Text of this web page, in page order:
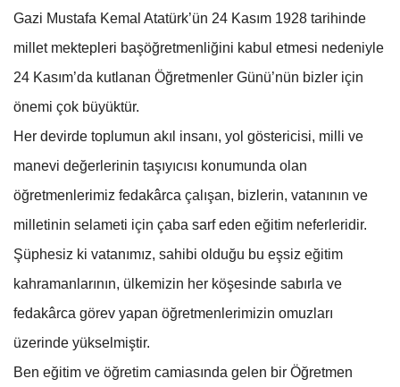
Gazi Mustafa Kemal Atatürk’ün 24 Kasım 1928 tarihinde
millet mektepleri başöğretmenliğini kabul etmesi nedeniyle
24 Kasım’da kutlanan Öğretmenler Günü’nün bizler için
önemi çok büyüktür.
Her devirde toplumun akıl insanı, yol göstericisi, milli ve
manevi değerlerinin taşıyıcısı konumunda olan
öğretmenlerimiz fedakârca çalışan, bizlerin, vatanının ve
milletinin selameti için çaba sarf eden eğitim neferleridir.
Şüphesiz ki vatanımız, sahibi olduğu bu eşsiz eğitim
kahramanlarının, ülkemizin her köşesinde sabırla ve
fedakârca görev yapan öğretmenlerimizin omuzları
üzerinde yükselmiştir.
Ben eğitim ve öğretim camiasında gelen bir Öğretmen